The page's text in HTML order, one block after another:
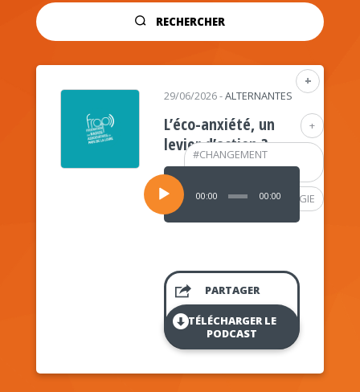
RECHERCHER
+
+
#CHANGEMENT
CLIMATIQUE
#PSYCHOLOGIE
29/06/2026-ALTERNANTES
L’éco-anxiété, un
levier d’action ?
Lecteur
audio
00:00 00:00
PARTAGER
TÉLÉCHARGER LE
PODCAST